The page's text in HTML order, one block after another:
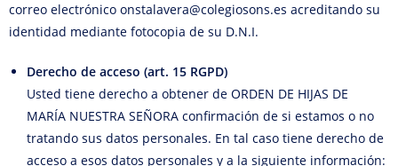
correo electrónico onstalavera@colegiosons.es acreditando su
identidad mediante fotocopia de su D.N.I.
Derecho de acceso (art. 15 RGPD)
Usted tiene derecho a obtener de ORDEN DE HIJAS DE
MARÍA NUESTRA SEÑORA confirmación de si estamos o no
tratando sus datos personales. En tal caso tiene derecho de
acceso a esos datos personales y a la siguiente información: